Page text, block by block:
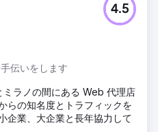
伝いをします
4.5
ラノの間にある Web 代理店
らの知名度とトラフィックを
企業、大企業と長年協力して